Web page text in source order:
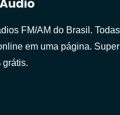
FM/AM do Brasil.
em uma página. Super
grátis.